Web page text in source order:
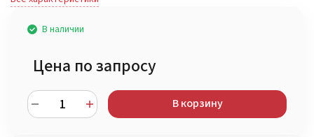
В наличии
Цена по запросу
В корзину